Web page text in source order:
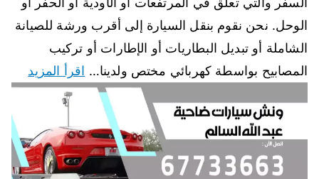
الوحل. نحن نقوم بنقل السيارة إلى أقرب ورشة للصيانة
الشاملة أو تبديل البطاريات أو الإطارات أو تركيب
المصابيح بواسطة كهربائي مختص ولدينا… اقرأ المزيد